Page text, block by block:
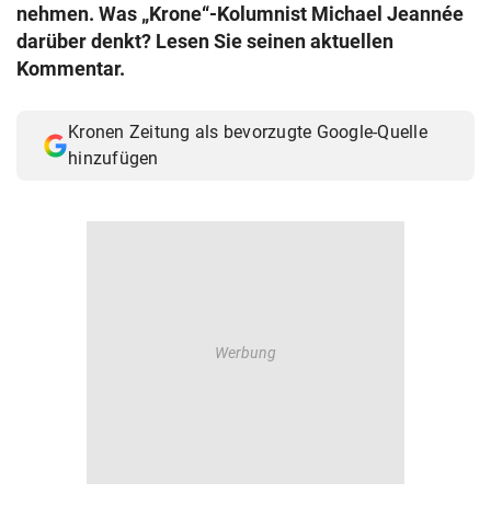
nehmen. Was „Krone“-Kolumnist Michael Jeannée
darüber denkt? Lesen Sie seinen aktuellen
Kommentar.
Kronen Zeitung als bevorzugte Google-Quelle
hinzufügen